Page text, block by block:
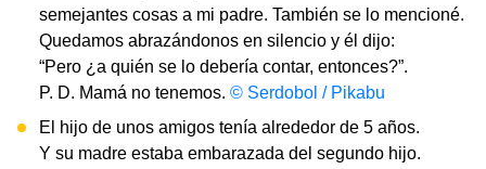
semejantes cosas a mi padre. También se lo mencioné.
Quedamos abrazándonos en silencio y él dijo:
“Pero ¿a quién se lo debería contar, entonces?”.
P. D. Mamá no tenemos. © Serdobol / Pikabu
El hijo de unos amigos tenía alrededor de 5 años.
Y su madre estaba embarazada del segundo hijo.